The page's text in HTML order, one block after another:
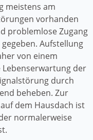
meistens am
vorhanden
problemlose Zugang
Aufstellung
von einem
Lebenserwartung der
durch
beheben. Zur
dem Hausdach ist
normalerweise